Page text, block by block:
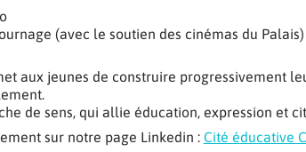
(avec le soutien des cinémas du Palais)
aux jeunes de construire progressivement
de sens, qui allie éducation, expression et
sur notre page Linkedin : Cité éducative